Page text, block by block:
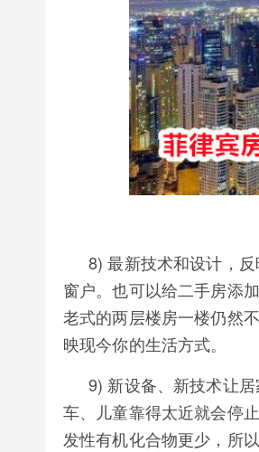
8) 最新技术和设计，
窗户。也可以给二手房添
老式的两层楼房一楼仍然
映现今你的生活方式。
9) 新设备、新技术让
车、儿童靠得太近就会停
发性有机化合物更少，所